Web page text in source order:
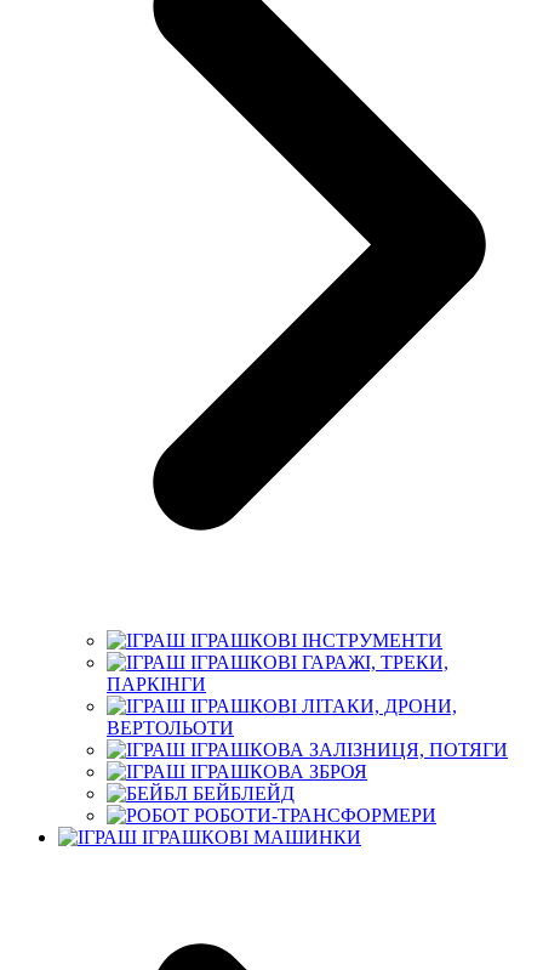
ІГРАШКОВІ ІНСТРУМЕНТИ
ІГРАШКОВІ ГАРАЖІ, ТРЕКИ,
ПАРКІНГИ
ІГРАШКОВІ ЛІТАКИ, ДРОНИ,
ВЕРТОЛЬОТИ
ІГРАШКОВА ЗАЛІЗНИЦЯ, ПОТЯГИ
ІГРАШКОВА ЗБРОЯ
БЕЙБЛЕЙД
РОБОТИ-ТРАНСФОРМЕРИ
ІГРАШКОВІ МАШИНКИ